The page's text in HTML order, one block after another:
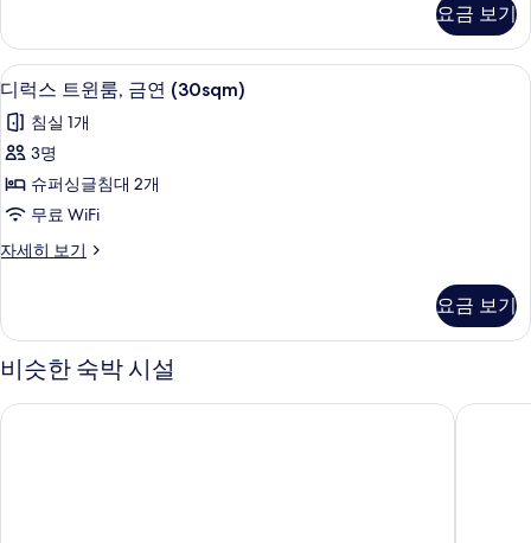
(30sqm)
사
진
모
두
보
기
윈
룸,
금
연
(30sqm)
자
히
보
요금 보기
디
럭
스
트
윈
룸,
금
(30sqm)
사
진
모
고급 침구, 객실 내 금고, 책상, 무료 WiFi
19
디럭스 트윈룸, 금연 (30sqm)
침실 1개
3명
슈퍼싱글침대 2개
무료 WiFi
자세히 보기
디
윈
룸,
금
(30sqm)
요금 보기
비슷한 숙박 시설
호텔 썬루트 플라자 신주쿠 센추리